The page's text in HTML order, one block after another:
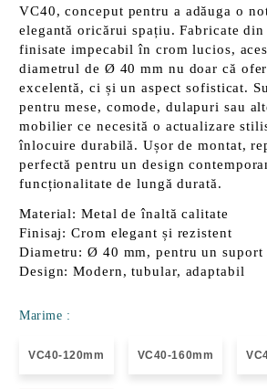
VC40, conceput pentru a adăuga o
elegantă oricărui spațiu. Fabricate din
finisate impecabil în crom lucios,
diametrul de Ø 40 mm nu doar că
excelentă, ci și un aspect sofisticat.
pentru mese, comode, dulapuri sau
mobilier ce necesită o actualizare
înlocuire durabilă. Ușor de montat,
perfectă pentru un design
funcționalitate de lungă durată.
Material: Metal de înaltă calitate
Finisaj: Crom elegant și rezistent
Diametru: Ø 40 mm, pentru un suport
Design: Modern, tubular, adaptabil
Marime :
VC40-120mm VC40-160mm